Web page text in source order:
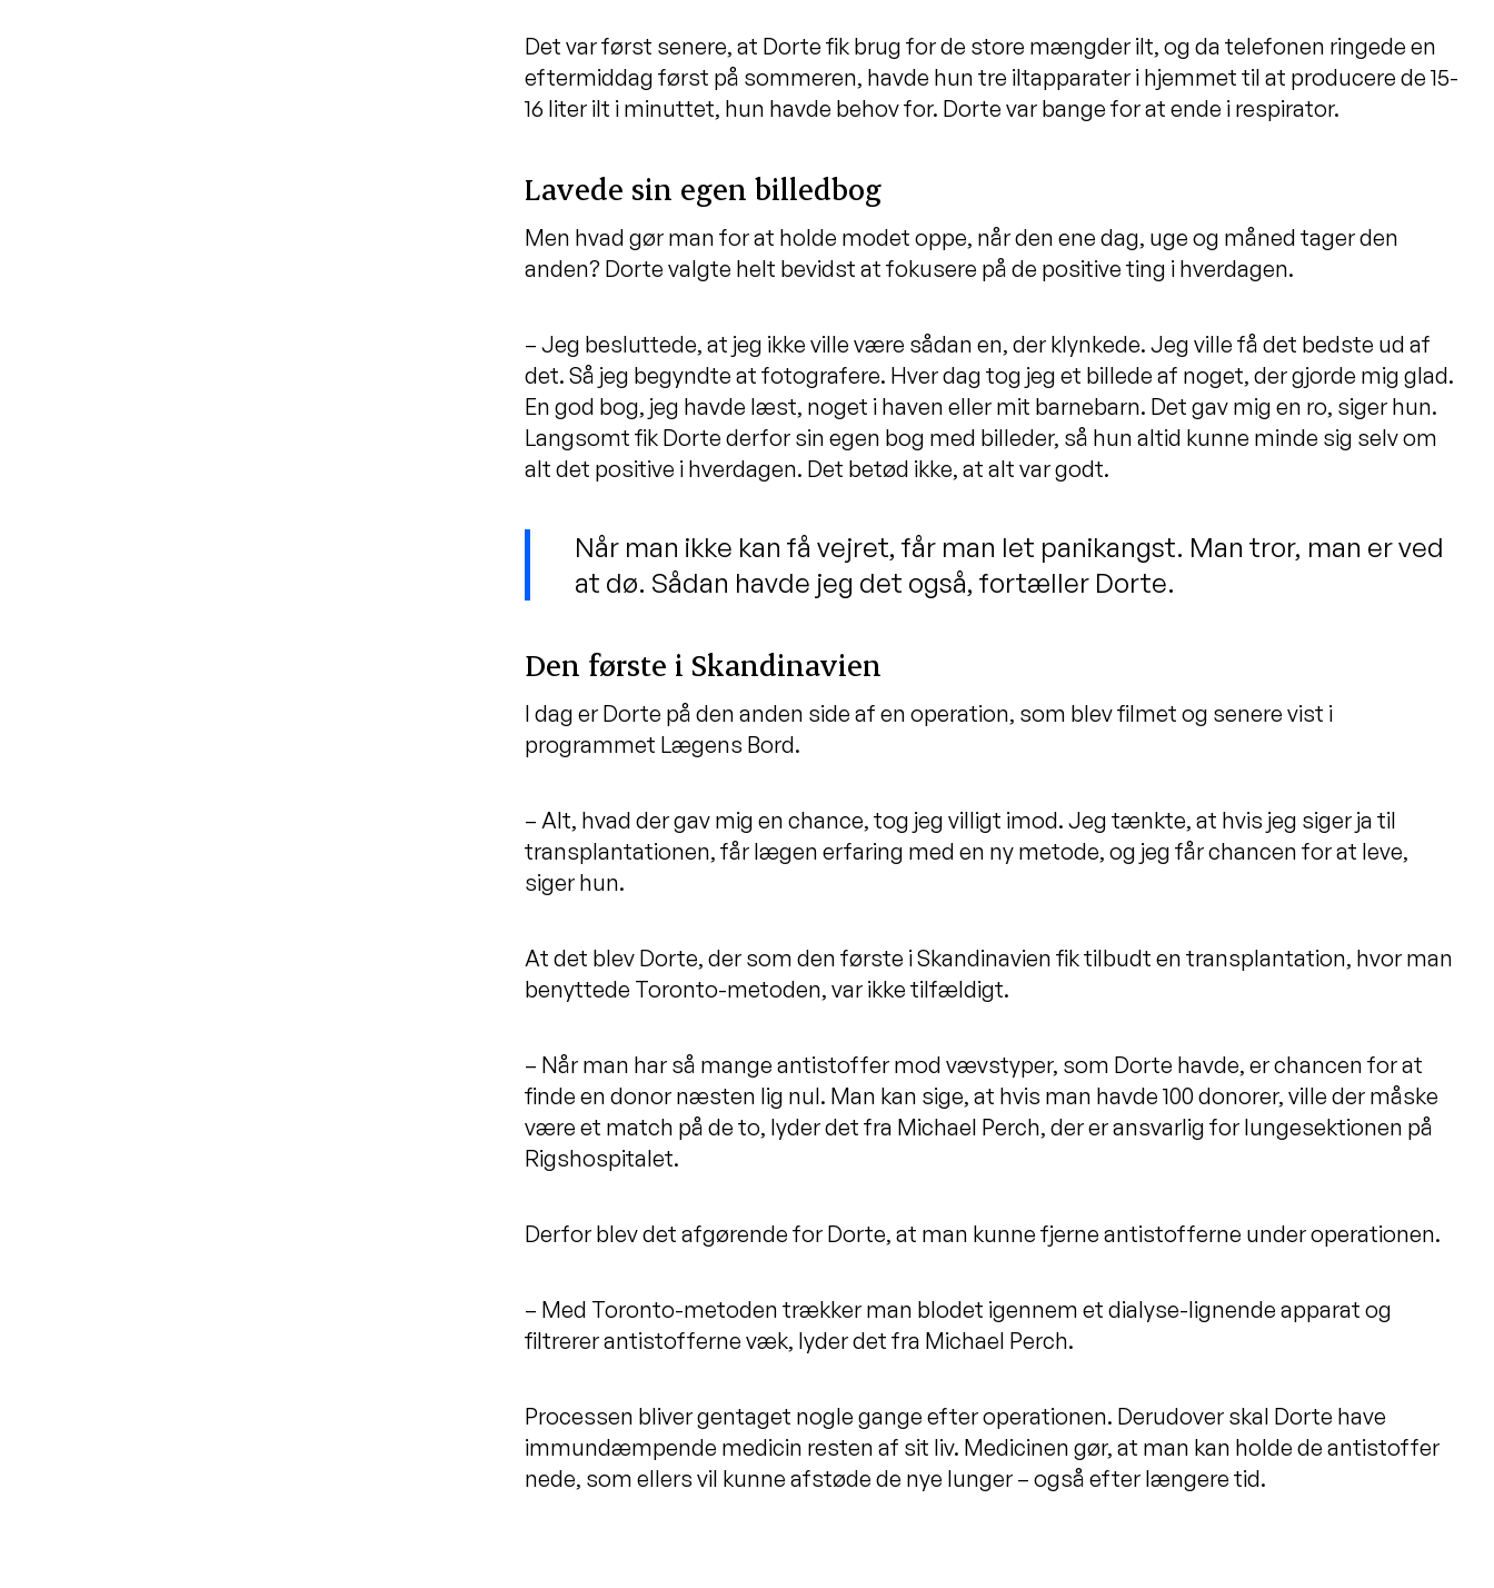
Det var først senere, at Dorte fik brug for de store mængder ilt, og da telefonen ringede en
eftermiddag først på sommeren, havde hun tre iltapparater i hjemmet til at producere de 15-
16 liter ilt i minuttet, hun havde behov for. Dorte var bange for at ende i respirator.
Lavede sin egen billedbog
Men hvad gør man for at holde modet oppe, når den ene dag, uge og måned tager den
anden? Dorte valgte helt bevidst at fokusere på de positive ting i hverdagen.
– Jeg besluttede, at jeg ikke ville være sådan en, der klynkede. Jeg ville få det bedste ud af
det. Så jeg begyndte at fotografere. Hver dag tog jeg et billede af noget, der gjorde mig glad.
En god bog, jeg havde læst, noget i haven eller mit barnebarn. Det gav mig en ro, siger hun.
Langsomt fik Dorte derfor sin egen bog med billeder, så hun altid kunne minde sig selv om
alt det positive i hverdagen. Det betød ikke, at alt var godt.
Når man ikke kan få vejret, får man let panikangst. Man tror, man er ved
at dø. Sådan havde jeg det også, fortæller Dorte.
Den første i Skandinavien
I dag er Dorte på den anden side af en operation, som blev filmet og senere vist i
programmet Lægens Bord.
– Alt, hvad der gav mig en chance, tog jeg villigt imod. Jeg tænkte, at hvis jeg siger ja til
transplantationen, får lægen erfaring med en ny metode, og jeg får chancen for at leve,
siger hun.
At det blev Dorte, der som den første i Skandinavien fik tilbudt en transplantation, hvor man
benyttede Toronto-metoden, var ikke tilfældigt.
– Når man har så mange antistoffer mod vævstyper, som Dorte havde, er chancen for at
finde en donor næsten lig nul. Man kan sige, at hvis man havde 100 donorer, ville der måske
være et match på de to, lyder det fra Michael Perch, der er ansvarlig for lungesektionen på
Rigshospitalet.
Derfor blev det afgørende for Dorte, at man kunne fjerne antistofferne under operationen.
– Med Toronto-metoden trækker man blodet igennem et dialyse-lignende apparat og
filtrerer antistofferne væk, lyder det fra Michael Perch.
Processen bliver gentaget nogle gange efter operationen. Derudover skal Dorte have
immundæmpende medicin resten af sit liv. Medicinen gør, at man kan holde de antistoffer
nede, som ellers vil kunne afstøde de nye lunger – også efter længere tid.